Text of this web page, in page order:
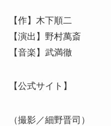
【作】木下順二
【演出】野村萬斎
【音楽】武満徹
【公式サイト】
（撮影／細野晋司）